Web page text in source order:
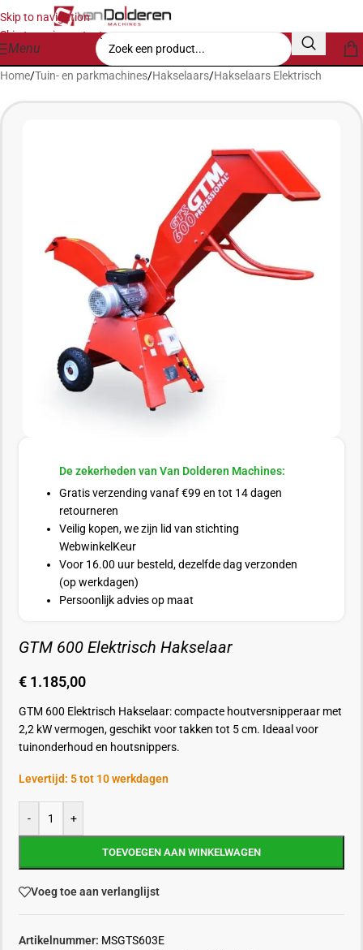
Skip to navigation
Skip to main content
Menu
Home/Tuin- en parkmachines/Hakselaars/Hakselaars Elektrisch
De zekerheden van Van Dolderen Machines:
Gratis verzending vanaf €99 en tot 14 dagen
retourneren
Veilig kopen, we zijn lid van stichting
WebwinkelKeur
Voor 16.00 uur besteld, dezelfde dag verzonden
(op werkdagen)
Persoonlijk advies op maat
GTM 600 Elektrisch Hakselaar
€ 1.185,00
GTM 600 Elektrisch Hakselaar: compacte houtversnipperaar met
2,2 kW vermogen, geschikt voor takken tot 5 cm. Ideaal voor
tuinonderhoud en houtsnippers.
Levertijd: 5 tot 10 werkdagen
- +
TOEVOEGEN AAN WINKELWAGEN
Voeg toe aan verlanglijst
Artikelnummer: MSGTS603E